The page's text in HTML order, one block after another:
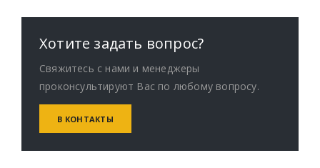
Хотите задать вопрос?
Свяжитесь с нами и менеджеры
проконсультируют Вас по любому вопросу.
В КОНТАКТЫ